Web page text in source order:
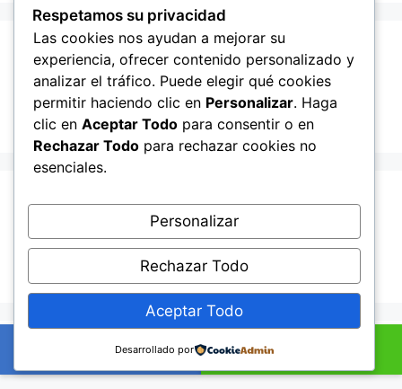
Recent Posts
Hello world!
Recent Comments
A WordPress Commenter enHello world!
© 2026 Lampista me• Creado conGeneratePress
+34601895352 Ahora por WhatsApp
Respetamos su privacidad
Las cookies nos ayudan a mejorar su
experiencia, ofrecer contenido personalizado y
analizar el tráfico. Puede elegir qué cookies
permitir haciendo clic en Personalizar. Haga
clic en Aceptar Todo para consentir o en
Rechazar Todo para rechazar cookies no
esenciales.
Personalizar
Rechazar Todo
Aceptar Todo
Desarrollado por